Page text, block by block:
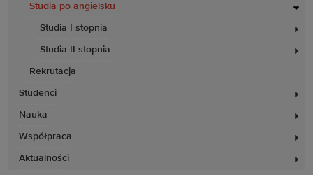
Studia po angielsku
Studia I stopnia
Studia II stopnia
Rekrutacja
Studenci
Nauka
Współpraca
Aktualności